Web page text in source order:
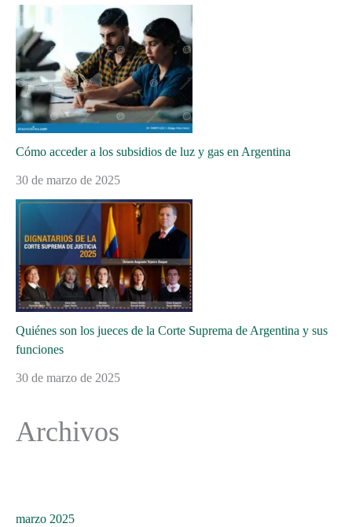
Cómo acceder a los subsidios de luz y gas en Argentina
30 de marzo de 2025
Quiénes son los jueces de la Corte Suprema de Argentina y sus
funciones
30 de marzo de 2025
Archivos
marzo 2025